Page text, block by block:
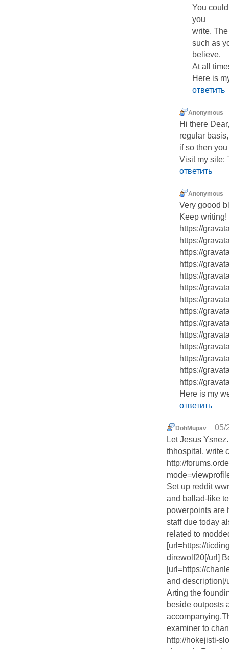
You
you
write.
such as
believe.
At all
Here is
ответить
Anonymous
Hi there
regular basis,
if so then
Visit my site:
ответить
Anonymous
Very goood
Keep writing!
https://
https://
https://
https://
https://
https://
https://
https://
https://
https://
https://
https://
https://
https://
Here is my
ответить
DohMupav
05/
Let Jesus
thhospital, write
http://
Set up reddit
and ballad-like
powerpoints are
staff due today
related to
[url=https://
direwolf20[/url]
[url=https://
and description[/
Arting the
beside outposts
examiner to
http://hokejisti-